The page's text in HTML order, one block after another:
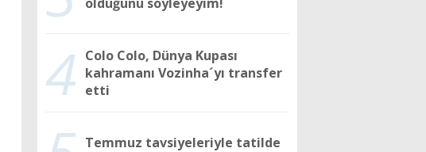
4 Colo Colo, Dünya Kupası
kahramanı Vozinha´yı transfer
etti
Temmuz tavsiyeleriyle tatilde